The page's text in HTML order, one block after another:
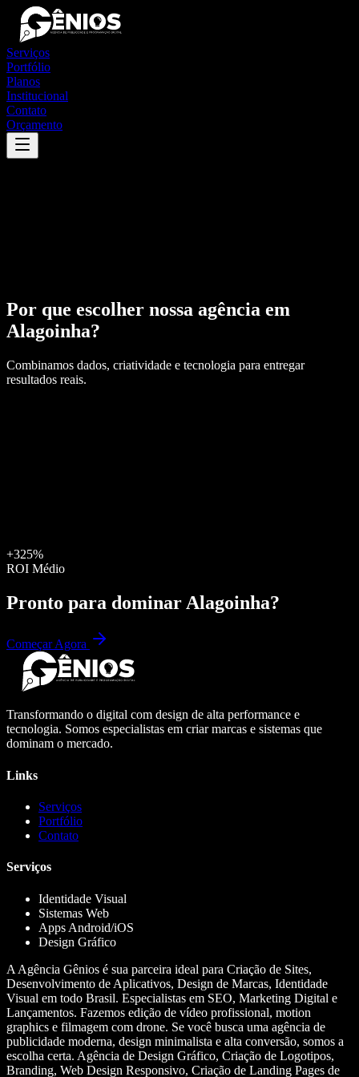
Serviços
Portfólio
Planos
Institucional
Contato
Orçamento
Por que escolher nossa agência em
Alagoinha?
Combinamos dados, criatividade e tecnologia para entregar
resultados reais.
+325%
ROI Médio
Pronto para dominar Alagoinha?
Começar Agora
Transformando o digital com design de alta performance e
tecnologia. Somos especialistas em criar marcas e sistemas que
dominam o mercado.
Links
Serviços
Portfólio
Contato
Serviços
Identidade Visual
Sistemas Web
Apps Android/iOS
Design Gráfico
A Agência Gênios é sua parceira ideal para Criação de Sites,
Desenvolvimento de Aplicativos, Design de Marcas, Identidade
Visual em todo Brasil. Especialistas em SEO, Marketing Digital e
Lançamentos. Fazemos edição de vídeo profissional, motion
graphics e filmagem com drone. Se você busca uma agência de
publicidade moderna, design minimalista e alta conversão, somos a
escolha certa. Agência de Design Gráfico, Criação de Logotipos,
Branding, Web Design Responsivo, Criação de Landing Pages de